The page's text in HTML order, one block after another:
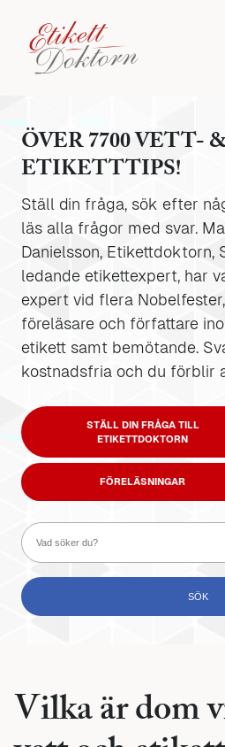
ÖVER 7700 VETT-
ETIKETTTIPS!
Ställ din fråga, sök efter
läs alla frågor med svar.
Danielsson, Etikettdoktorn,
ledande etikettexpert, har
expert vid flera
föreläsare och författare
etikett samt bemötande.
kostnadsfria och du förblir
STÄLL DIN FRÅGA TILL
ETIKETTDOKTORN
FÖRELÄSNINGAR
Vilka är dom